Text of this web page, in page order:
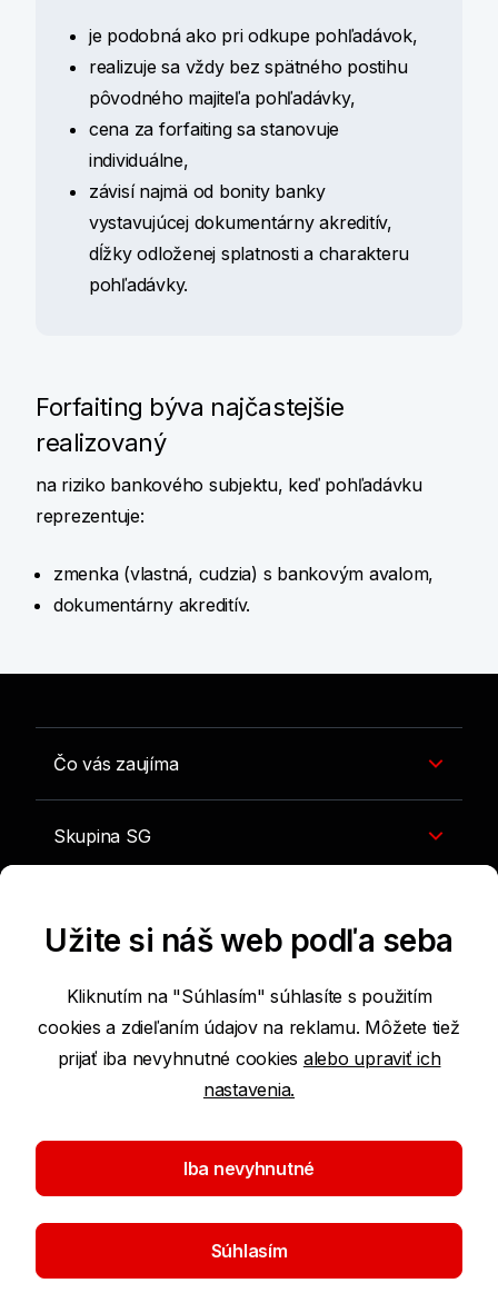
je podobná ako pri odkupe pohľadávok,
realizuje sa vždy bez spätného postihu
pôvodného majiteľa pohľadávky,
cena za forfaiting sa stanovuje
individuálne,
závisí najmä od bonity banky
vystavujúcej dokumentárny akreditív,
dĺžky odloženej splatnosti a charakteru
pohľadávky.
Forfaiting býva najčastejšie
realizovaný
na riziko bankového subjektu, keď pohľadávku
reprezentuje:
zmenka (vlastná, cudzia) s bankovým avalom,
dokumentárny akreditív.
Čo vás zaujíma
Skupina SG
Podmienky použitia webu
Nastavenie cookies
Užite si náš web podľa seba
Kliknutím na "Súhlasím" súhlasíte s použitím
cookies a zdieľaním údajov na reklamu. Môžete tiež
prijať iba nevyhnutné cookies alebo upraviť ich
nastavenia.
Iba nevyhnutné
Súhlasím